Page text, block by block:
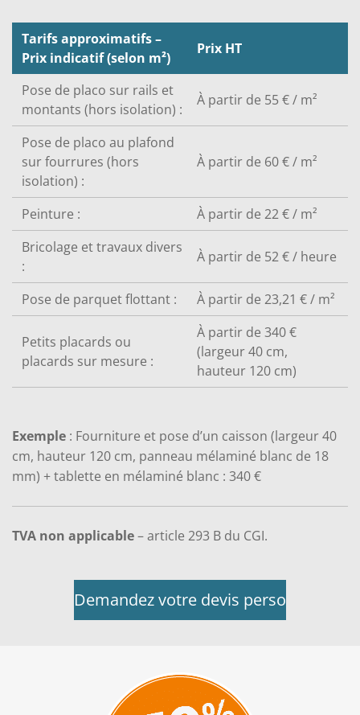
Tarifs approximatifs –
Prix indicatif (selon m²)
Prix HT
Pose de placo sur rails et
montants (hors isolation) :
À partir de 55 € / m²
Pose de placo au plafond
sur fourrures (hors
isolation) :
À partir de 60 € / m²
Peinture :
À partir de 22 € / m²
Bricolage et travaux divers
:
À partir de 52 € / heure
Pose de parquet flottant : À partir de 23,21 € / m²
Petits placards ou
placards sur mesure :
À partir de 340 €
(largeur 40 cm,
hauteur 120 cm)
Exemple : Fourniture et pose d’un caisson (largeur 40
cm, hauteur 120 cm, panneau mélaminé blanc de 18
mm) + tablette en mélaminé blanc : 340 €
TVA non applicable– article 293 B du CGI.
Demandez votre devis perso